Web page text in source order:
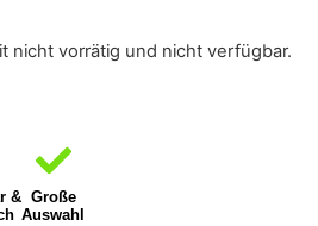
nicht vorrätig und nicht verfügbar.
& Große
Auswahl